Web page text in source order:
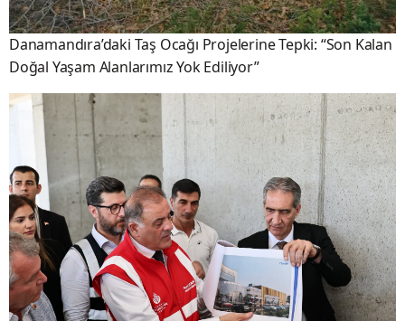
Danamandıra’daki Taş Ocağı Projelerine Tepki: “Son Kalan
Doğal Yaşam Alanlarımız Yok Ediliyor”